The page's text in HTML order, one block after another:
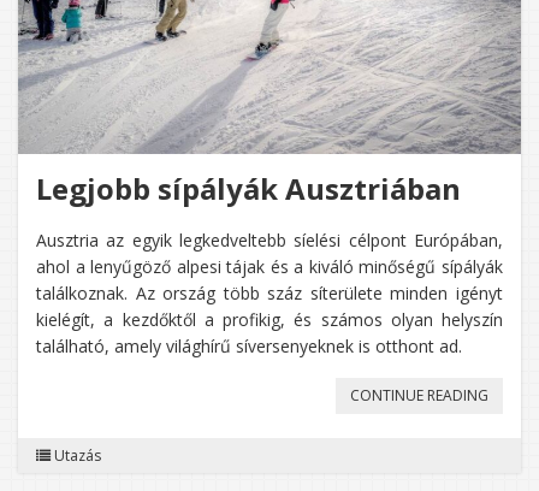
Legjobb sípályák Ausztriában
Ausztria az egyik legkedveltebb síelési célpont Európában,
ahol a lenyűgöző alpesi tájak és a kiváló minőségű sípályák
találkoznak. Az ország több száz síterülete minden igényt
kielégít, a kezdőktől a profikig, és számos olyan helyszín
található, amely világhírű síversenyeknek is otthont ad.
CONTINUE READING
Utazás